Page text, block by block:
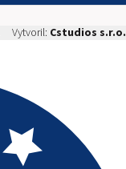
Vytvoril: Cstudios s.r.o.